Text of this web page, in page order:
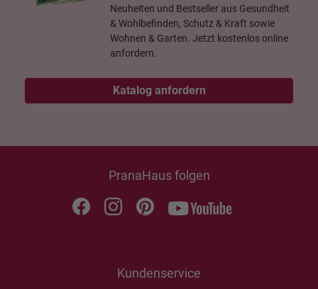
Neuheiten und Bestseller aus Gesundheit
& Wohlbefinden, Schutz & Kraft sowie
Wohnen & Garten. Jetzt kostenlos online
anfordern.
Katalog anfordern
PranaHaus folgen
Kundenservice